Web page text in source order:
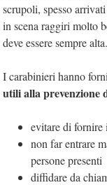
scrupoli, spesso
in scena raggiri molto
deve essere sempre alta.
I carabinieri hanno
utili alla prevenzione
evitare di fornire
non far entrare
persone presenti
diffidare da